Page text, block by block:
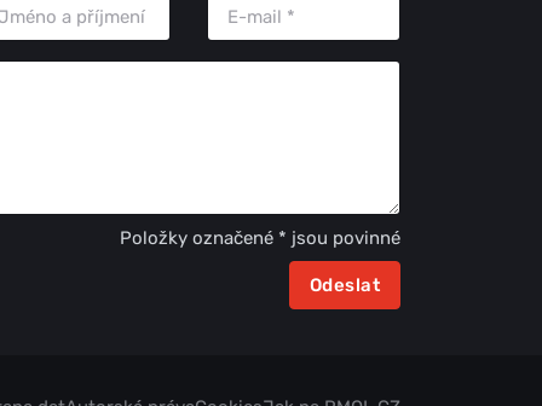
Položky označené * jsou povinné